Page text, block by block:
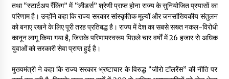
तथा “स्टार्टअप रैंकिंग” में “लीडर्स” श्रेणी प्राप्त होना राज्य के सुनियोजित प्रयासों का
परिणाम है। उन्होंने कहा कि राज्य सरकार सांस्कृतिक मूल्यों और जनसांख्यिकीय संतुलन
को बनाए रखने के लिए पूरी तरह प्रतिबद्ध है। राज्य में देश का सबसे सख्त नकल-विरोधी
कानून लागू किया गया है, जिसके परिणामस्वरूप पिछले चार वर्षों में 26 हजार से अधिक
युवाओं को सरकारी सेवा प्राप्त हुई है।
मुख्यमंत्री ने कहा कि राज्य सरकार भ्रष्टाचार के विरुद्ध “जीरो टॉलरेंस” की नीति पर